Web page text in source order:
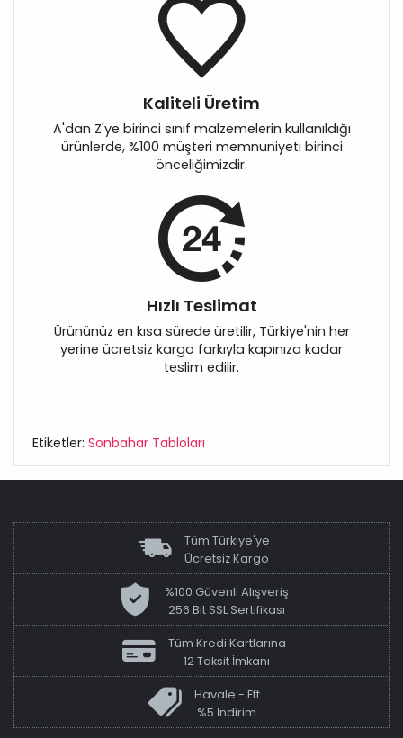
Kaliteli Üretim
A'dan Z'ye birinci sınıf malzemelerin kullanıldığı
ürünlerde, %100 müşteri memnuniyeti birinci
önceliğimizdir.
Hızlı Teslimat
Ürününüz en kısa sürede üretilir, Türkiye'nin her
yerine ücretsiz kargo farkıyla kapınıza kadar
teslim edilir.
Etiketler: Sonbahar Tabloları
Tüm Türkiye'ye
Ücretsiz Kargo
%100 Güvenli Alışveriş
256 Bit SSL Sertifikası
Tüm Kredi Kartlarına
12 Taksit İmkanı
Havale - Eft
%5 İndirim